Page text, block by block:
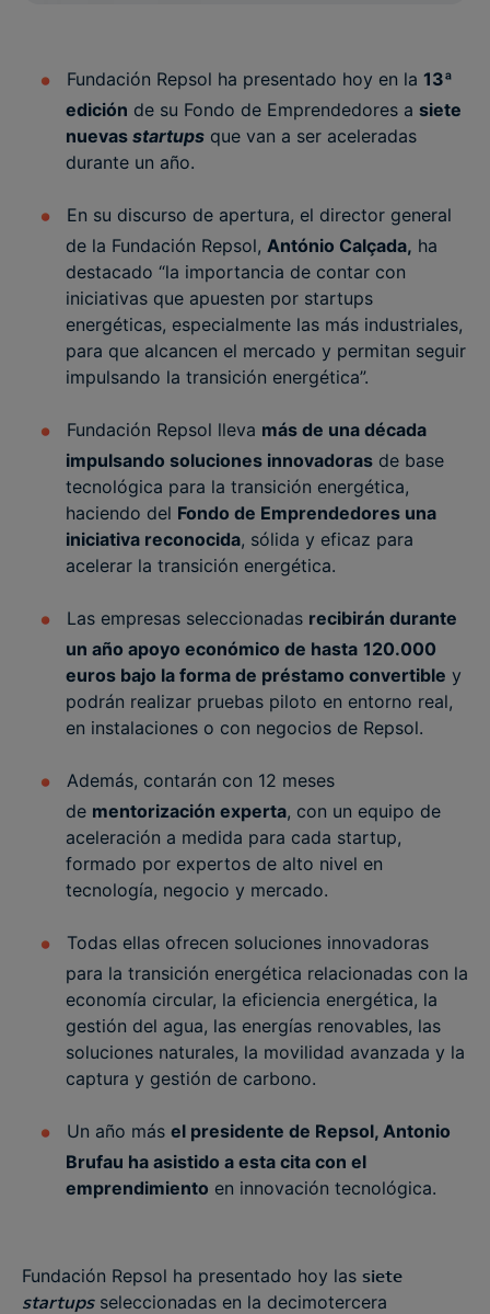
Fundación Repsol ha presentado hoy en la 13ª
edición de su Fondo de Emprendedores a siete
nuevas startups que van a ser aceleradas
durante un año.
En su discurso de apertura, el director general
de la Fundación Repsol, António Calçada, ha
destacado “la importancia de contar con
iniciativas que apuesten por startups
energéticas, especialmente las más industriales,
para que alcancen el mercado y permitan seguir
impulsando la transición energética”.
Fundación Repsol lleva más de una década
impulsando soluciones innovadoras de base
tecnológica para la transición energética,
haciendo del Fondo de Emprendedores una
iniciativa reconocida, sólida y eficaz para
acelerar la transición energética.
Las empresas seleccionadas recibirán durante
un año apoyo económico de hasta 120.000
euros bajo la forma de préstamo convertible y
podrán realizar pruebas piloto en entorno real,
en instalaciones o con negocios de Repsol.
Además, contarán con 12 meses
de mentorización experta, con un equipo de
aceleración a medida para cada startup,
formado por expertos de alto nivel en
tecnología, negocio y mercado.
Todas ellas ofrecen soluciones innovadoras
para la transición energética relacionadas con la
economía circular, la eficiencia energética, la
gestión del agua, las energías renovables, las
soluciones naturales, la movilidad avanzada y la
captura y gestión de carbono.
Un año más el presidente de Repsol, Antonio
Brufau ha asistido a esta cita con el
emprendimiento en innovación tecnológica.
Fundación Repsol ha presentado hoy las siete
startupsseleccionadas en la decimotercera